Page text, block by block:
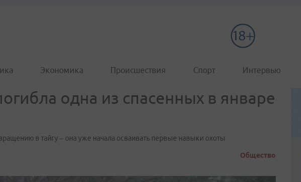
Экономика Происшествия Спорт Интервью
одна из спасенных в январе
в тайгу – она уже начала осваивать первые навыки охоты
Общество